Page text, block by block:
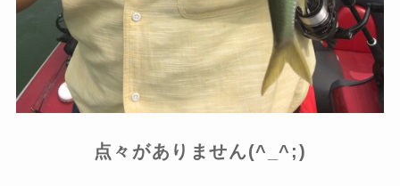
点々がありません(^_^;)